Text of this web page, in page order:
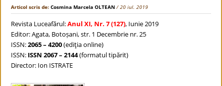
Articol scris de:Cosmina Marcela OLTEAN / 20 iul. 2019
Revista Luceafărul:Anul XI, Nr. 7 (127), Iunie 2019
Editor: Agata, Botoșani, str. 1 Decembrie nr. 25
ISSN:2065 – 4200(ediţia online)
ISSN: ISSN 2067 – 2144(formatul tipărit)
Director: Ion ISTRATE